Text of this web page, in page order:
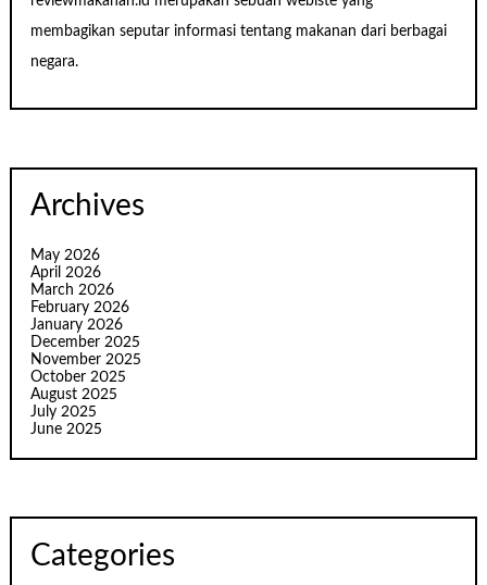
membagikan seputar informasi tentang makanan dari berbagai
negara.
Archives
May 2026
April 2026
March 2026
February 2026
January 2026
December 2025
November 2025
October 2025
August 2025
July 2025
June 2025
Categories